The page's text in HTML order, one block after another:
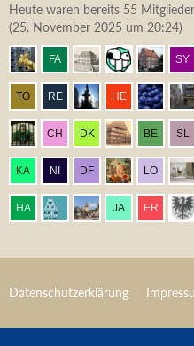
Heute waren bereits 55
(25. November 2025 um 20:24)
Datenschutzerklärung